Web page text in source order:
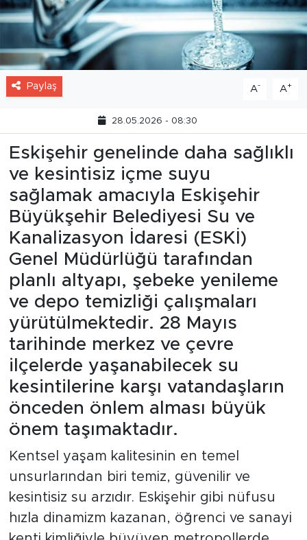
Paylaş A- A+
28.05.2026 - 08:30
Eskişehir genelinde daha sağlıklı
ve kesintisiz içme suyu
sağlamak amacıyla Eskişehir
Büyükşehir Belediyesi Su ve
Kanalizasyon İdaresi (ESKİ)
Genel Müdürlüğü tarafından
planlı altyapı, şebeke yenileme
ve depo temizliği çalışmaları
yürütülmektedir. 28 Mayıs
tarihinde merkez ve çevre
ilçelerde yaşanabilecek su
kesintilerine karşı vatandaşların
önceden önlem alması büyük
önem taşımaktadır.
Kentsel yaşam kalitesinin en temel
unsurlarından biri temiz, güvenilir ve
kesintisiz su arzıdır. Eskişehir gibi nüfusu
hızla dinamizm kazanan, öğrenci ve sanayi